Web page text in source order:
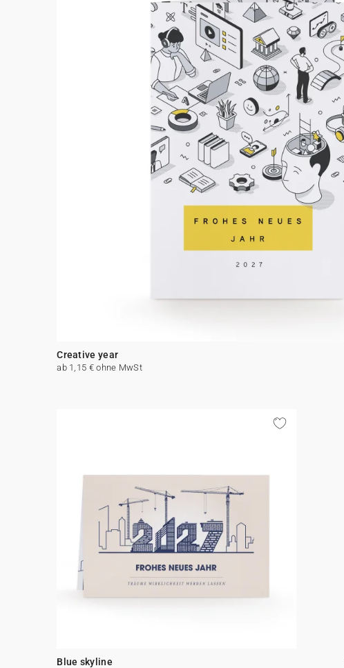
Creative year
ab 1,15 € ohne MwSt
Blue skyline